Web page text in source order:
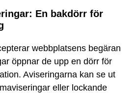
En bakdörr för
webbplatsens begäran
öppnar de upp en dörr för
Aviseringarna kan se ut
eller lockande